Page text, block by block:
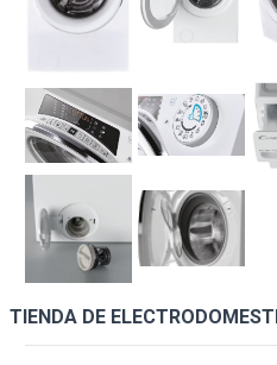
TIENDA DE